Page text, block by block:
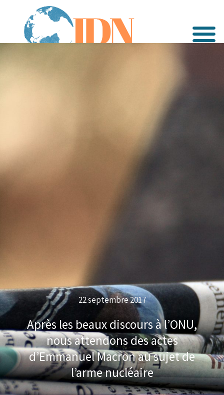
22 septembre 2017
Après les beaux discours à l’ONU,
nous attendons des actes
d’Emmanuel Macron au sujet de
l’arme nucléaire